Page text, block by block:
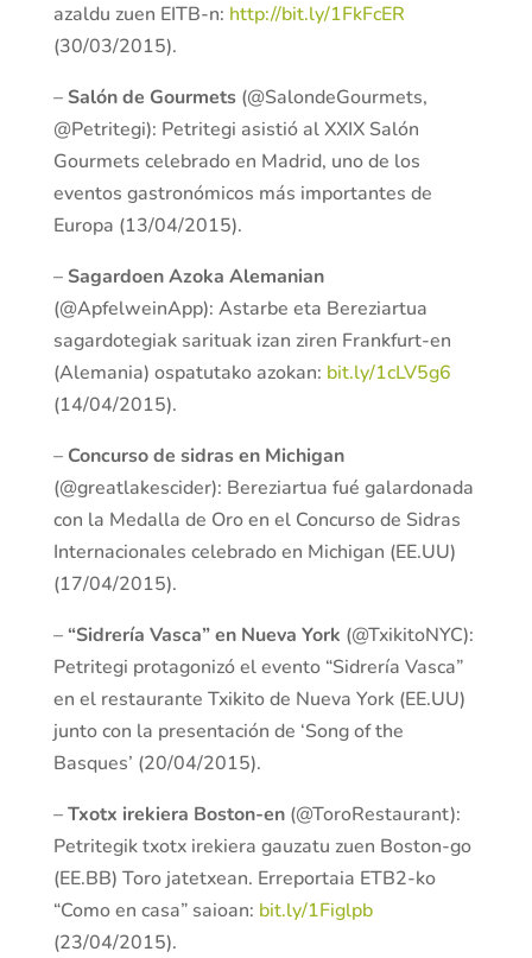
azaldu zuen EITB-n: http://bit.ly/1FkFcER
(30/03/2015).
– Salón de Gourmets(@SalondeGourmets,
@Petritegi): Petritegi asistió al XXIX Salón
Gourmets celebrado en Madrid, uno de los
eventos gastronómicos más importantes de
Europa (13/04/2015).
– Sagardoen Azoka Alemanian
(@ApfelweinApp): Astarbe eta Bereziartua
sagardotegiak sarituak izan ziren Frankfurt-en
(Alemania) ospatutako azokan: bit.ly/1cLV5g6
(14/04/2015).
– Concurso de sidras en Michigan
(@greatlakescider): Bereziartua fué galardonada
con la Medalla de Oro en el Concurso de Sidras
Internacionales celebrado en Michigan (EE.UU)
(17/04/2015).
–“Sidrería Vasca” en Nueva York (@TxikitoNYC):
Petritegi protagonizó el evento “Sidrería Vasca”
en el restaurante Txikito de Nueva York (EE.UU)
junto con la presentación de ‘Song of the
Basques’ (20/04/2015).
–Txotx irekiera Boston-en(@ToroRestaurant):
Petritegik txotx irekiera gauzatu zuen Boston-go
(EE.BB) Toro jatetxean. Erreportaia ETB2-ko
“Como en casa” saioan: bit.ly/1Figlpb
(23/04/2015).